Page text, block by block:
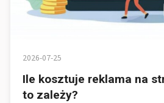
2026-07-25
Ile kosztuje reklama na
to zależy?